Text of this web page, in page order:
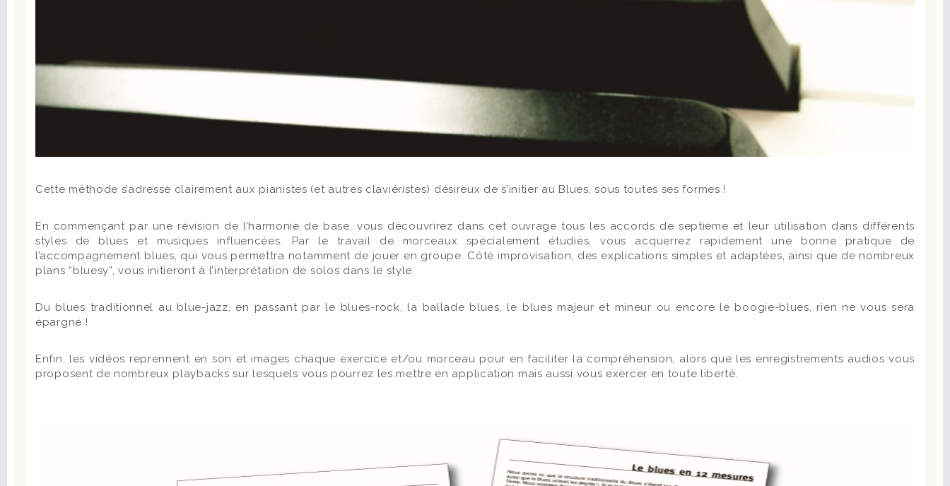
Cette méthode s’adresse clairement aux pianistes (et autres claviéristes) désireux de s’initier au Blues, sous toutes ses formes !
En commençant par une révision de l’harmonie de base, vous découvrirez dans cet ouvrage tous les accords de septième et leur utilisation dans différents
styles de blues et musiques influencées. Par le travail de morceaux spécialement étudiés, vous acquerrez rapidement une bonne pratique de
l’accompagnement blues, qui vous permettra notamment de jouer en groupe. Côté improvisation, des explications simples et adaptées, ainsi que de nombreux
plans “bluesy”, vous initieront à l’interprétation de solos dans le style.
Du blues traditionnel au blue-jazz, en passant par le blues-rock, la ballade blues, le blues majeur et mineur ou encore le boogie-blues, rien ne vous sera
épargné !
Enfin, les vidéos reprennent en son et images chaque exercice et/ou morceau pour en faciliter la compréhension, alors que les enregistrements audios vous
proposent de nombreux playbacks sur lesquels vous pourrez les mettre en application mais aussi vous exercer en toute liberté.